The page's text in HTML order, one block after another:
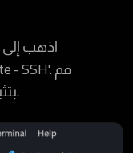
بتثبيت الإضافة من مايكروسوفت.